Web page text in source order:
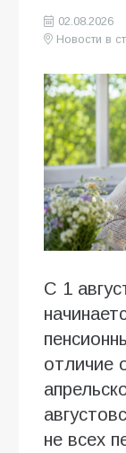
02.08.2026
Новости в
С 1
отличие
не всех